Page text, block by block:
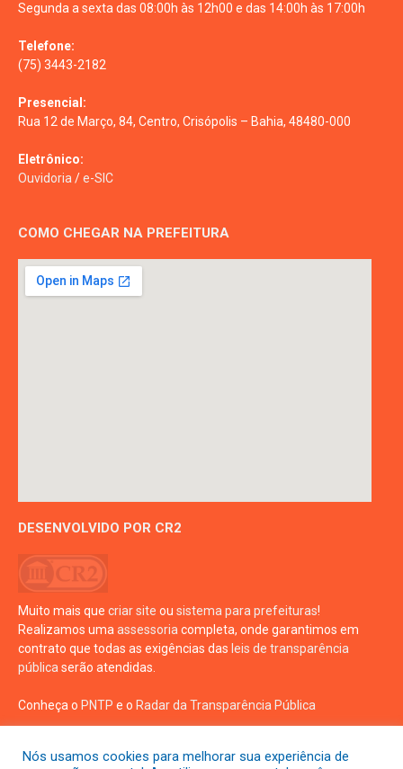
Segunda a sexta das 08:00h às 12h00 e das 14:00h às 17:00h
Telefone:
(75) 3443-2182
Presencial:
Rua 12 de Março, 84, Centro, Crisópolis – Bahia, 48480-000
Eletrônico:
Ouvidoria/e-SIC
COMO CHEGAR NA PREFEITURA
DESENVOLVIDO POR CR2
Muito mais que criar site ou sistema para prefeituras!
Realizamos umaassessoriacompleta, onde garantimos em
contrato que todas as exigências das leis de transparência
públicaserão atendidas.
Conheça o PNTP e o Radar da Transparência Pública
Nós usamos cookies para melhorar sua experiência de